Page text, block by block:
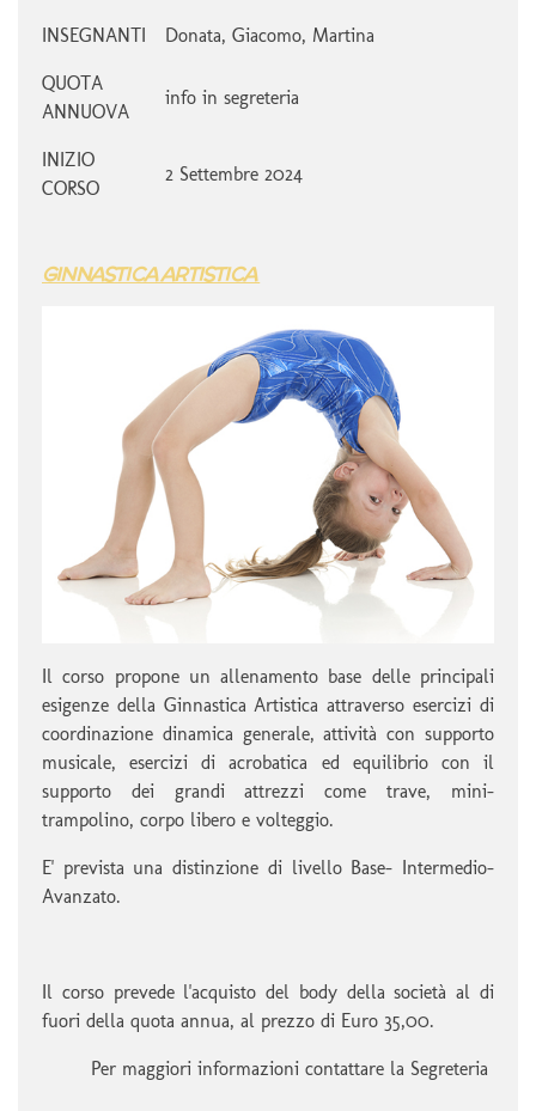
INSEGNANTI Donata, Giacomo, Martina
QUOTA
ANNUOVA
info in segreteria
INIZIO
CORSO
2 Settembre 2024
GINNASTICA ARTISTICA
Il corso propone un allenamento base delle principali
esigenze della Ginnastica Artistica attraverso esercizi di
coordinazione dinamica generale, attività con supporto
musicale, esercizi di acrobatica ed equilibrio con il
supporto dei grandi attrezzi come trave, mini-
trampolino, corpo libero e volteggio.
E' prevista una distinzione di livello Base- Intermedio-
Avanzato.
Il corso prevede l'acquisto del body della società al di
fuori della quota annua, al prezzo di Euro 35,00.
Per maggiori informazioni contattare la Segreteria